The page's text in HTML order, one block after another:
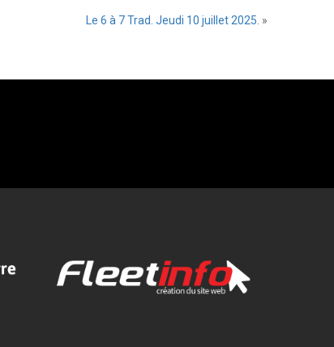
Le 6 à 7 Trad. Jeudi 10 juillet 2025. »